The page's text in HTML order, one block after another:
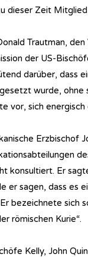
dieser Zeit
Trautman, den
der US-
darüber, dass
wurde, ohne
vor, sich energisch
Erzbischof
konsultiert. Er
er sagen, dass es
bezeichnete sich
römischen Kurie“.
Kelly, John